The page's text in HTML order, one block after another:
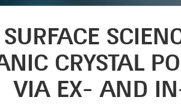
CRYSTAL
VIA EX- AND